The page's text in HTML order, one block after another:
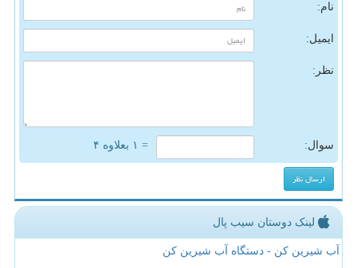
نام:
ایمیل:
نظر:
سوال: = ۱ بعلاوه ۴
لینک دوستان سیب پال
آب شیرین کن - دستگاه آب شیرین کن